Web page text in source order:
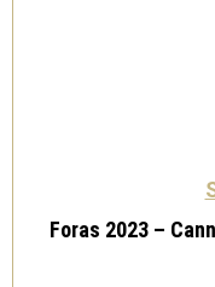
Foras 2023 –